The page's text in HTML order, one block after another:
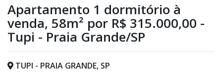
Apartamento 1 dormitório à
venda, 58m² por R$ 315.000,00 -
Tupi - Praia Grande/SP
TUPI - PRAIA GRANDE, SP